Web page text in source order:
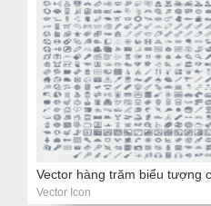
Vector Icon